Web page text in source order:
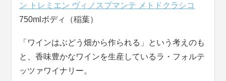
ン トレミエン ヴィノスプマンテ メトドクラシコ
750mlボディ（稲葉）
「ワインはぶどう畑から作られる」という考えのも
と、香味豊かなワインを生産しているラ・フォルテ
ッツァワイナリー。